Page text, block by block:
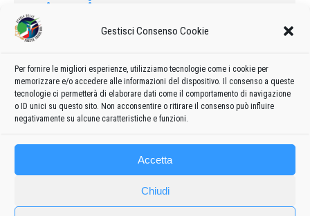
Gestisci Consenso Cookie
Per fornire le migliori esperienze, utilizziamo tecnologie come i cookie per
memorizzare e/o accedere alle informazioni del dispositivo. Il consenso a queste
tecnologie ci permetterà di elaborare dati come il comportamento di navigazione
o ID unici su questo sito. Non acconsentire o ritirare il consenso può influire
negativamente su alcune caratteristiche e funzioni.
Accetta
Chiudi
Tricolori
2006 admin8235 11 Aprile 2019 Lascia un commento
delle Frecce Tricolori, il risultato di un’organizzazione capillare
e di un intensissimo addestramento che si svolge
principalmente nella stagione invernale…